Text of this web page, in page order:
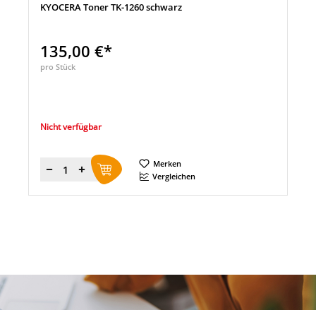
KYOCERA Toner TK-1260 schwarz
135,00 €*
pro Stück
Nicht verfügbar
Menge
Merken
Vergleichen